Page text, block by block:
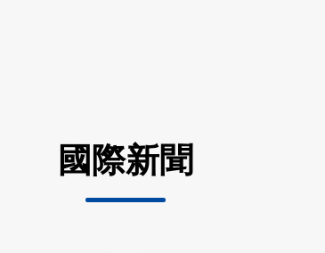
國際新聞